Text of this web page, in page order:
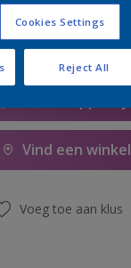
Vind een winkel
Voeg toe aan klus
Cookies Settings
Reject All